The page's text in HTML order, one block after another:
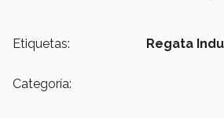
Etiquetas: Regata
Categoría: